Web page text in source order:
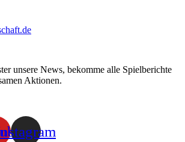
unsere News, bekomme alle Spielberichte
Aktionen.